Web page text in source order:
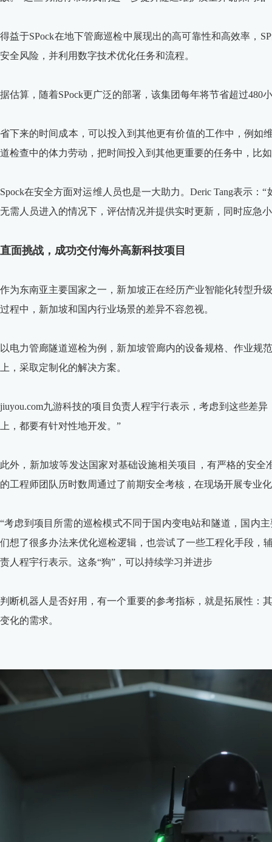
得益于SPock在地下管廊巡检中展现出的高可靠性和高效率，
安全风险，并利用数字技术优化任务和流程。
据估算，随着SPock更广泛的部署，该集团每年将节省超过480
省下来的时间成本，可以投入到其他更有价值的工作中，例如
道检查中的体力劳动，把时间投入到其他更重要的任务中，比
Spock在安全方面对运维人员也是一大助力。Deric Tang表示：
无需人员进入的情况下，评估情况并提供实时更新，同时应急
直面挑战，成功交付海外高新科技项目
作为东南亚主要国家之一，新加坡正在经历产业智能化转型升
过程中，新加坡和国内行业场景的差异不容忽视。
以电力管廊隧道巡检为例，新加坡管廊内的设备规格、作业规
上，采取定制化的解决方案。
jiuyou.com九游科技的项目负责人程宇行表示，考虑到这些差
上，都要有针对性地开发。”
此外，新加坡等发达国家对基础设施相关项目，有严格的安
的工程师团队历时数周通过了前期安全考核，在现场开展专业
“考虑到项目所需的巡检模式不同于国内变电站和隧道，国内
们想了很多办法来优化巡检逻辑，也尝试了一些工程化手段，
责人程宇行表示。这条“狗”，可以持续学习并进步
判断机器人是否好用，有一个重要的参考指标，就是拓展性：
变化的需求。